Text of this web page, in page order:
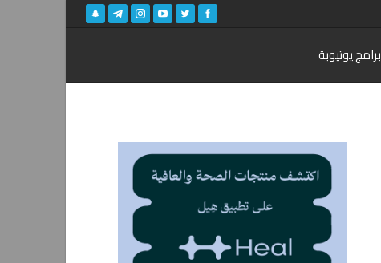
برامج يوتيوبة